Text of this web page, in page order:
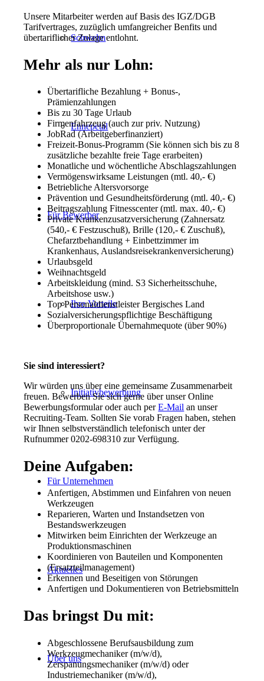
Schwelm
Ennepetal
Für Bewerber
Ihre Vorteile
Initiativbewerbung
Für Unternehmen
Aktuelles
Über uns
Unsere Mitarbeiter werden auf Basis des IGZ/DGB
Tarifvertrages, zuzüglich umfangreicher Benfits und
übertariflicher Zulage entlohnt.
Mehr als nur Lohn:
Übertarifliche Bezahlung + Bonus-,
Prämienzahlungen
Bis zu 30 Tage Urlaub
Firmenfahrzeug (auch zur priv. Nutzung)
JobRad (Arbeitgeberfinanziert)
Freizeit-Bonus-Programm (Sie können sich bis zu 8
zusätzliche bezahlte freie Tage erarbeiten)
Monatliche und wöchentliche Abschlagszahlungen
Vermögenswirksame Leistungen (mtl. 40,- €)
Betriebliche Altersvorsorge
Prävention und Gesundheitsförderung (mtl. 40,- €)
Beitragszahlung Fitnesscenter (mtl. max. 40,- €)
Private Krankenzusatzversicherung (Zahnersatz
(540,- € Festzuschuß), Brille (120,- € Zuschuß),
Chefarztbehandlung + Einbettzimmer im
Krankenhaus, Auslandsreisekrankenversicherung)
Urlaubsgeld
Weihnachtsgeld
Arbeitskleidung (mind. S3 Sicherheitsschuhe,
Arbeitshose usw.)
Top Personaldienstleister Bergisches Land
Sozialversicherungspflichtige Beschäftigung
Überproportionale Übernahmequote (über 90%)
Sie sind interessiert?
Wir würden uns über eine gemeinsame Zusammenarbeit
freuen. Bewerben Sie sich gerne über unser Online
Bewerbungsformular oder auch perE-Mail an unser
Recruiting-Team. Sollten Sie vorab Fragen haben, stehen
wir Ihnen selbstverständlich telefonisch unter der
Rufnummer 0202-698310 zur Verfügung.
Deine Aufgaben:
Anfertigen, Abstimmen und Einfahren von neuen
Werkzeugen
Reparieren, Warten und Instandsetzen von
Bestandswerkzeugen
Mitwirken beim Einrichten der Werkzeuge an
Produktionsmaschinen
Koordinieren von Bauteilen und Komponenten
(Ersatzteilmanagement)
Erkennen und Beseitigen von Störungen
Anfertigen und Dokumentieren von Betriebsmitteln
Das bringst Du mit:
Abgeschlossene Berufsausbildung zum
Werkzeugmechaniker (m/w/d),
Zerspanungsmechaniker (m/w/d) oder
Industriemechaniker (m/w/d),